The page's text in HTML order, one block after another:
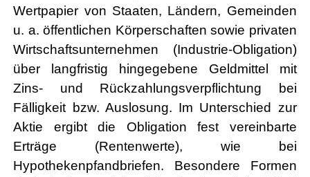
Wertpapier von Staaten, Ländern, Gemeinden
u. a. öffentlichen Körperschaften sowie privaten
Wirtschaftsunternehmen (Industrie-Obligation)
über langfristig hingegebene Geldmittel mit
Zins- und Rückzahlungsverpflichtung bei
Fälligkeit bzw. Auslosung. Im Unterschied zur
Aktie ergibt die Obligation fest vereinbarte
Erträge (Rentenwerte), wie bei
Hypothekenpfandbriefen. Besondere Formen